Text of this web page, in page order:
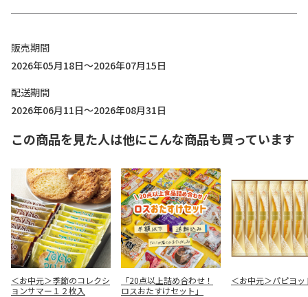
販売期間
2026年05月18日～2026年07月15日
配送期間
2026年06月11日～2026年08月31日
この商品を見た人は他にこんな商品も買っています
＜お中元＞季節のコレクシ
ョンサマー１２枚入
「20点以上詰め合わせ！
ロスおたすけセット」
＜お中元＞パピヨッ